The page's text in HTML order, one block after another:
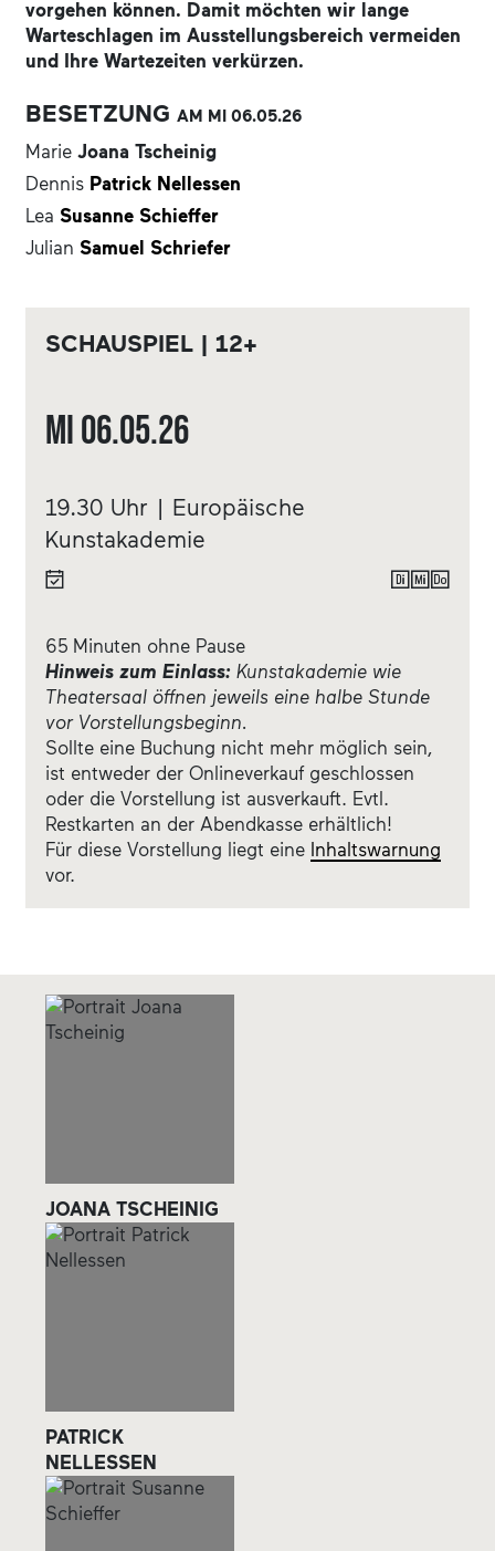
vorgehen können. Damit möchten wir lange
Warteschlagen im Ausstellungsbereich vermeiden
und Ihre Wartezeiten verkürzen.
BESETZUNGAM MI06.05.26
Marie Joana Tscheinig
Dennis Patrick Nellessen
Lea Susanne Schieffer
Julian Samuel Schriefer
SCHAUSPIEL | 12+
Mi06.05.26
19.30 Uhr | Europäische
Kunstakademie
65 Minuten ohne Pause
Hinweis zum Einlass: Kunstakademie wie
Theatersaal öffnen jeweils eine halbe Stunde
vor Vorstellungsbeginn.
Sollte eine Buchung nicht mehr möglich sein,
ist entweder der Onlineverkauf geschlossen
oder die Vorstellung ist ausverkauft. Evtl.
Restkarten an der Abendkasse erhältlich!
Für diese Vorstellung liegt eine Inhaltswarnung
vor.
JOANA TSCHEINIG
PATRICK
NELLESSEN